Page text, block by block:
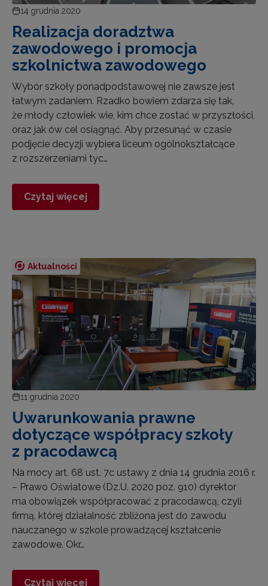
14 grudnia 2020
Realizacja doradztwa
zawodowego i promocja
szkolnictwa zawodowego
Wybór szkoły ponadpodstawowej nie zawsze jest
łatwym zadaniem. Rzadko bowiem zdarza się tak,
że młody człowiek wie, kim chce zostać w przyszłości,
oraz jak ów cel osiągnąć. Aby przesunąć w czasie
podjęcie decyzji wybiera liceum ogólnokształcące
z rozszerzeniami tyc…
Czytaj więcej
Aktualności
11 grudnia 2020
Uwarunkowania prawne
dotyczące współpracy szkoły
z pracodawcą
Na mocy art. 68 ust. 7c ustawy z dnia 14 grudnia 2016 r.
– Prawo Oświatowe (Dz.U. 2020 poz. 910) dyrektor
ma obowiązek współpracować z pracodawcą, czyli
firmą, której działalność zbliżona jest do zawodu
nauczanego w szkole prowadzącej kształcenie
zawodowe. Okr…
Czytaj więcej